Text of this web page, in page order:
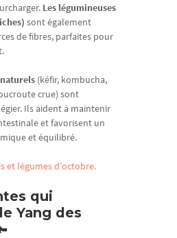
Les légumineuses
sont également
de fibres, parfaites pour
(kéfir, kombucha,
crue) sont
Ils aident à maintenir
et favorisent un
et équilibré.
et légumes d’octobre.
qui
Yang des